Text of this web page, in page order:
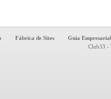
Fábrica de Sites
Guia
Club33 -